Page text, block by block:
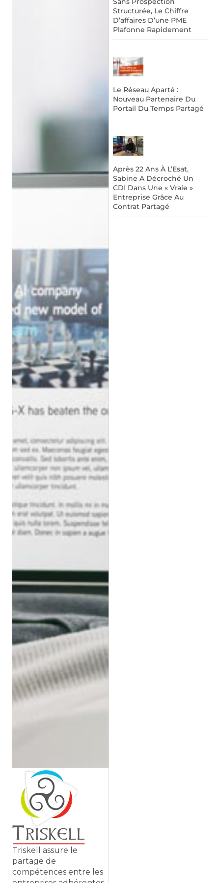
Triskell assure le
partage de
compétences entre les
Structurée, Le Chiffre
D’affaires D’une PME
Plafonne Rapidement
Le Réseau Aparté :
Nouveau Partenaire Du
Portail Du Temps Partagé
Après 22 Ans À L’Esat,
Sabine A Décroché Un
CDI Dans Une « Vraie »
Entreprise Grâce Au
Contrat Partagé